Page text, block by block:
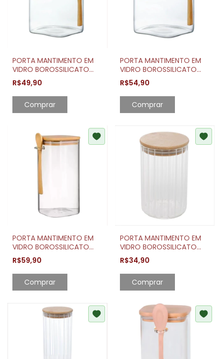
PORTA MANTIMENTO EM
VIDRO BOROSSILICATO
COM TAMPA E COLHER EM
BAMBU 950ML
R$49,90
Comprar
PORTA MANTIMENTO EM
VIDRO BOROSSILICATO
COM TAMPA E COLHER EM
BAMBU 1,3 LITROS
R$54,90
Comprar
PORTA MANTIMENTO EM
VIDRO BOROSSILICATO
COM TAMPA E COLHER EM
BAMBU 1,7 LITROS
R$59,90
Comprar
PORTA MANTIMENTO EM
VIDRO BOROSSILICATO
COM TAMPA EM BAMBU
510ML
R$34,90
Comprar